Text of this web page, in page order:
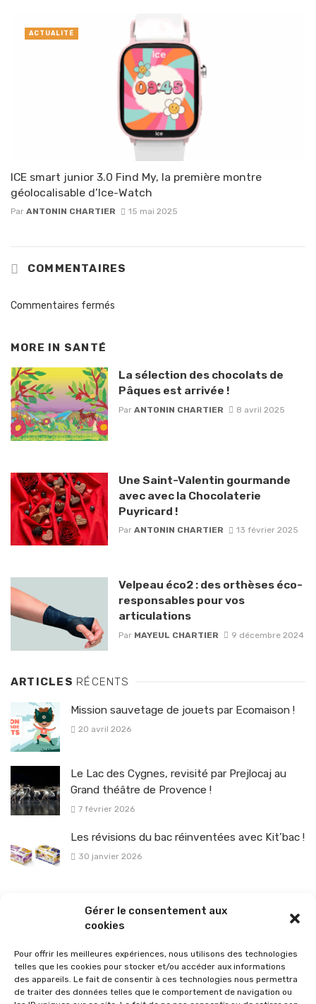
Gérer le consentement aux
cookies
Pour offrir les meilleures expériences, nous utilisons des technologies
telles que les cookies pour stocker et/ou accéder aux informations
des appareils. Le fait de consentir à ces technologies nous permettra
de traiter des données telles que le comportement de navigation ou
ICE smart junior 3.0 Find My, la première montre
géolocalisable d’Ice-Watch
Par ANTONIN CHARTIER 15 mai 2025
ACTUALITÉ
COMMENTAIRES
Commentaires fermés
MORE IN SANTÉ
La sélection des chocolats de
Pâques est arrivée !
Par ANTONIN CHARTIER 8 avril 2025
Une Saint-Valentin gourmande
avec avec la Chocolaterie
Puyricard !
Par ANTONIN CHARTIER 13 février 2025
Velpeau éco2 : des orthèses éco-
responsables pour vos
articulations
Par MAYEUL CHARTIER 9 décembre 2024
ARTICLES RÉCENTS
Mission sauvetage de jouets par Ecomaison !
20 avril 2026
Le Lac des Cygnes, revisité par Prejlocaj au
Grand théâtre de Provence !
7 février 2026
Les révisions du bac réinventées avec Kit’bac !
30 janvier 2026